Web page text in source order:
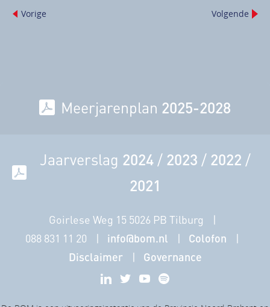
Vorige Volgende
Meerjarenplan 2025-2028
Jaarverslag 2024/ 2023 / 2022 /
2021
Goirlese Weg 15 5026 PB Tilburg
088 831 11 20
info@bom.nl
Colofon
Disclaimer
Governance